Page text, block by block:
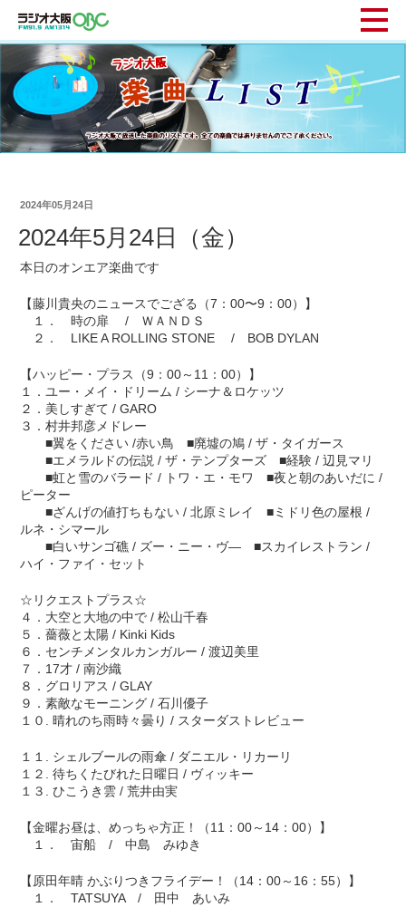
2024年05月24日
2024年5月24日（金）
本日のオンエア楽曲です
【藤川貴央のニュースでござる（7：00〜9：00）】
１． 時の扉 / ＷＡＮＤＳ
２． LIKE A ROLLING STONE / BOB DYLAN
【ハッピー・プラス（9：00～11：00）】
１．ユー・メイ・ドリーム / シーナ＆ロケッツ
２．美しすぎて / GARO
３．村井邦彦メドレー
■翼をください /赤い鳥 ■廃墟の鳩 / ザ・タイガース
■エメラルドの伝説 / ザ・テンプターズ ■経験 / 辺見マリ
■虹と雪のバラード / トワ・エ・モワ ■夜と朝のあいだに /
ピーター
■ざんげの値打ちもない / 北原ミレイ ■ミドリ色の屋根 /
ルネ・シマール
■白いサンゴ礁 / ズー・ニー・ヴ― ■スカイレストラン /
ハイ・ファイ・セット
☆リクエストプラス☆
４．大空と大地の中で / 松山千春
５．薔薇と太陽 / Kinki Kids
６．センチメンタルカンガルー / 渡辺美里
７．17才 / 南沙織
８．グロリアス / GLAY
９．素敵なモーニング / 石川優子
１０. 晴れのち雨時々曇り / スターダストレビュー
１１. シェルブールの雨傘 / ダニエル・リカーリ
１２. 待ちくたびれた日曜日 / ヴィッキー
１３. ひこうき雲 / 荒井由実
【金曜お昼は、めっちゃ方正！（11：00～14：00）】
１． 宙船 / 中島 みゆき
【原田年晴 かぶりつきフライデー！（14：00～16：55）】
１． TATSUYA / 田中 あいみ